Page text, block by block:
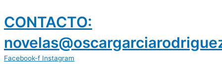
CONTACTO:
Facebook-f Instagram